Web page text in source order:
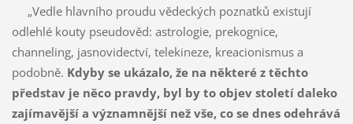
„Vedle hlavního proudu vědeckých poznatků existují
odlehlé kouty pseudověd: astrologie, prekognice,
channeling, jasnovidectví, telekineze, kreacionismus a
podobně. Kdyby se ukázalo, že na některé z těchto
představ je něco pravdy, byl by to objev století daleko
zajímavější a významnější než vše, co se dnes odehrává